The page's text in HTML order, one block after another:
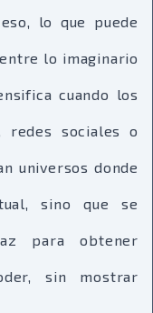
lo que puede
lo imaginario
cuando los
redes sociales o
universos donde
sino que se
para obtener
sin mostrar